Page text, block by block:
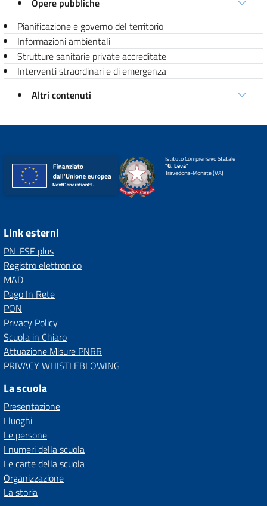
Opere pubbliche
Pianificazione e governo del territorio
Informazioni ambientali
Strutture sanitarie private accreditate
Interventi straordinari e di emergenza
Altri contenuti
Istituto Comprensivo Statale
"G. Leva"
Travedona-Monate (VA)
Link esterni
PN-FSE plus
Registro elettronico
MAD
Pago In Rete
PON
Privacy Policy
Scuola in Chiaro
Attuazione Misure PNRR
PRIVACY WHISTLEBLOWING
La scuola
Presentazione
I luoghi
Le persone
I numeri della scuola
Le carte della scuola
Organizzazione
La storia